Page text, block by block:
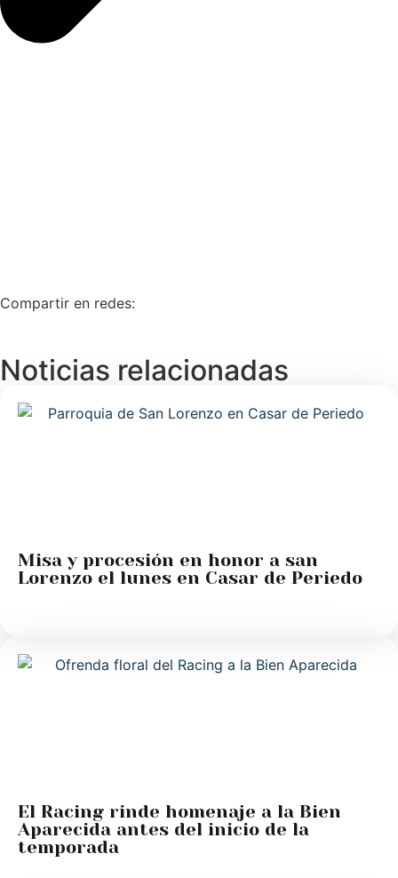
Compartir en redes:
Noticias relacionadas
Misa y procesión en honor a san
Lorenzo el lunes en Casar de Periedo
El Racing rinde homenaje a la Bien
Aparecida antes del inicio de la
temporada